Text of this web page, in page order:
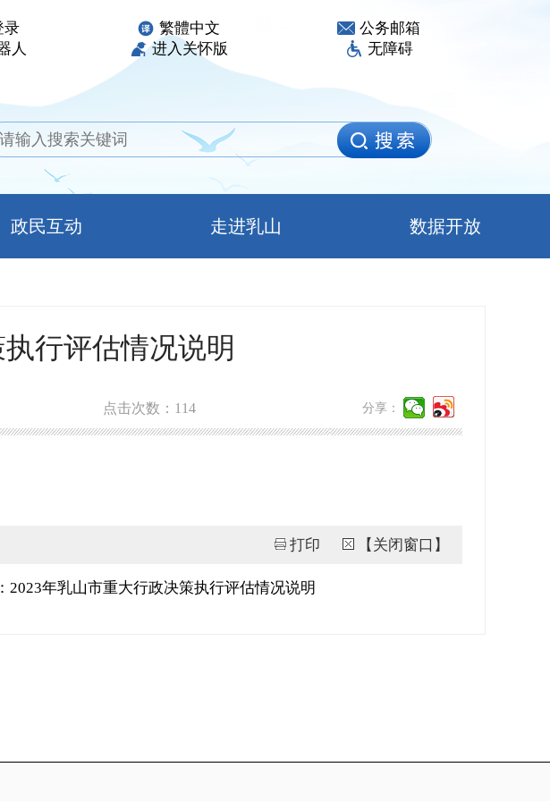
录 繁體中文
公务邮箱
人
进入关怀版 无障碍
政民互动 走进乳山 数据开放
行评估情况说明
点击次数： 114 分享：
打印 【关闭窗口】
2023年乳山市重大行政决策执行评估情况说明